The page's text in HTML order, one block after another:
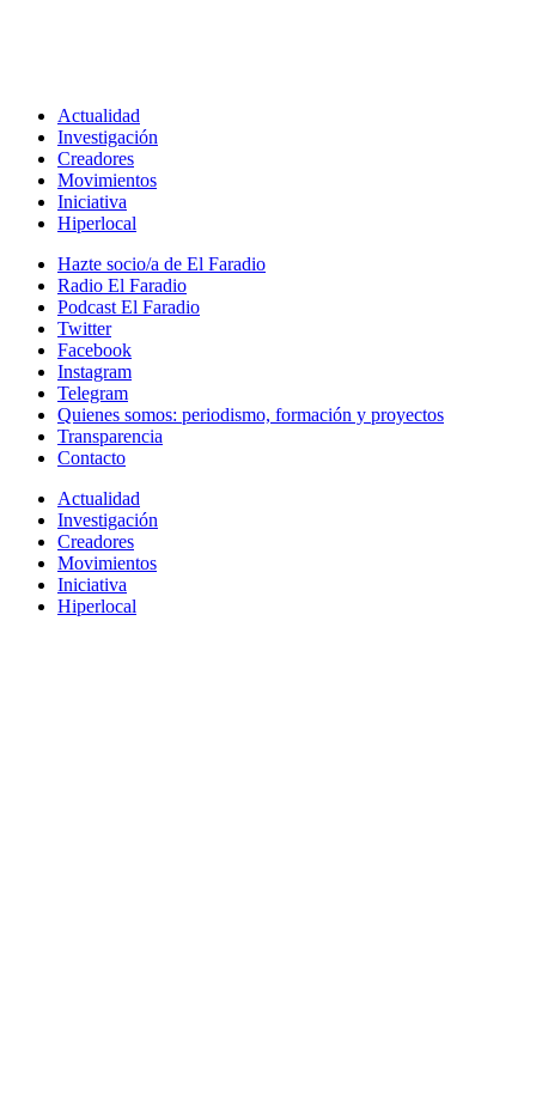
Actualidad
Investigación
Creadores
Movimientos
Iniciativa
Hiperlocal
Hazte socio/a de El Faradio
Radio El Faradio
Podcast El Faradio
Twitter
Facebook
Instagram
Telegram
Quienes somos: periodismo, formación y proyectos
Transparencia
Contacto
Actualidad
Investigación
Creadores
Movimientos
Iniciativa
Hiperlocal